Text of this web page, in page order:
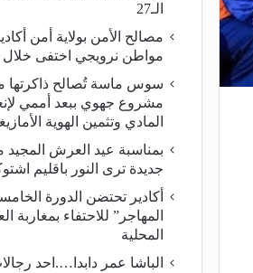
الـ27
مصالح الأمن بولاية أمن
مواطن نرويجي اختفى
سوس ماسة تُصالح ذاكرتها
مشروع جهوي ببعد أممي
المادي وتثمين الهوية
بمناسبة عيد العرش المجيد
جديدة ترى النور باقليم
أكادير تحتضن الدورة
المهاجر” للاحتفاء بمغاربة
المحلية
الباشا عمر دابدا….احد